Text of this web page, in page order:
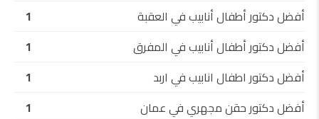
أفضل دكتور أطفال أنابيب في العقبة
1
أفضل دكتور أطفال أنابيب في المفرق
1
أفضل دكتور اطفال انابيب في اربد
1
أفضل دكتور حقن مجهري في عمان
1